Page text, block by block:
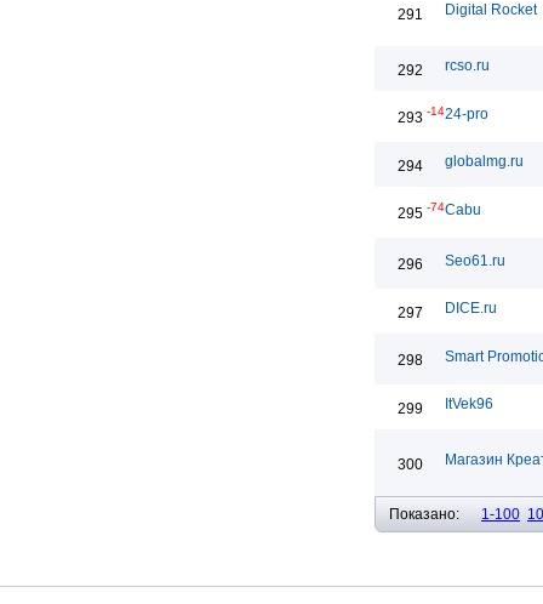
291 Digital Rocket
292 rcso.ru
293 -1424-pro
294 globalmg.ru
295 -74Cabu
296 Seo61.ru
297 DICE.ru
298 Smart
299 ItVek96
300 Магазин
Показано: 1-100